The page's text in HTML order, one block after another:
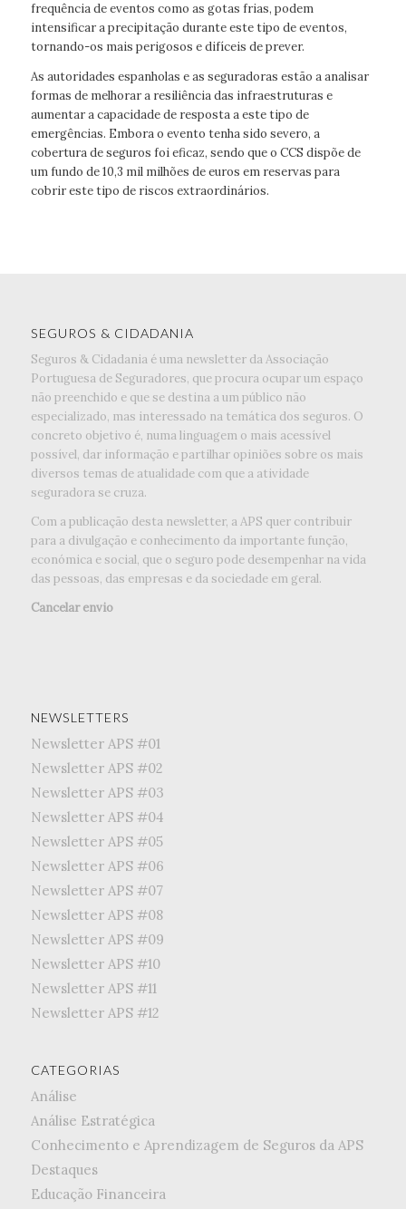
frequência de eventos como as gotas frias, podem
intensificar a precipitação durante este tipo de eventos,
tornando-os mais perigosos e difíceis de prever.
As autoridades espanholas e as seguradoras estão a analisar
formas de melhorar a resiliência das infraestruturas e
aumentar a capacidade de resposta a este tipo de
emergências. Embora o evento tenha sido severo, a
cobertura de seguros foi eficaz, sendo que o CCS dispõe de
um fundo de 10,3 mil milhões de euros em reservas para
cobrir este tipo de riscos extraordinários.
SEGUROS & CIDADANIA
Seguros & Cidadania é uma newsletter da Associação
Portuguesa de Seguradores, que procura ocupar um espaço
não preenchido e que se destina a um público não
especializado, mas interessado na temática dos seguros. O
concreto objetivo é, numa linguagem o mais acessível
possível, dar informação e partilhar opiniões sobre os mais
diversos temas de atualidade com que a atividade
seguradora se cruza.
Com a publicação desta newsletter, a APS quer contribuir
para a divulgação e conhecimento da importante função,
económica e social, que o seguro pode desempenhar na vida
das pessoas, das empresas e da sociedade em geral.
Cancelar envio
NEWSLETTERS
Newsletter APS #01
Newsletter APS #02
Newsletter APS #03
Newsletter APS #04
Newsletter APS #05
Newsletter APS #06
Newsletter APS #07
Newsletter APS #08
Newsletter APS #09
Newsletter APS #10
Newsletter APS #11
Newsletter APS #12
CATEGORIAS
Análise
Análise Estratégica
Conhecimento e Aprendizagem de Seguros da APS
Destaques
Educação Financeira